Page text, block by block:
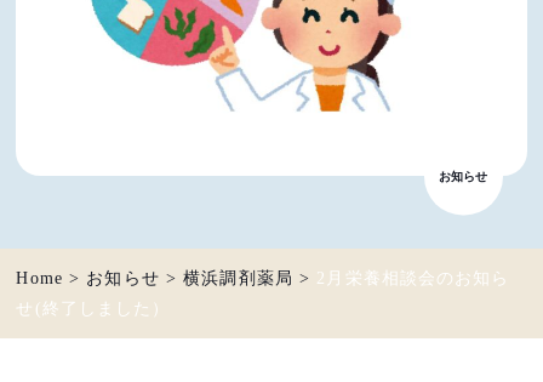
お知らせ
Home > お知らせ >横浜調剤薬局 > 2月栄養相談会のお知ら
せ(終了しました）